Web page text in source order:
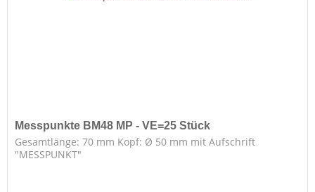
Messpunkte BM48 MP - VE=25 Stück
Gesamtlänge: 70 mm Kopf: Ø 50 mm mit Aufschrift
"MESSPUNKT"